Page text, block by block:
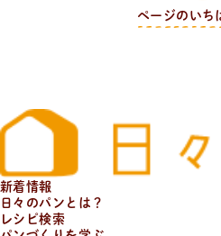
ページのいち
新着情報
日々のパンとは？
レシピ検索